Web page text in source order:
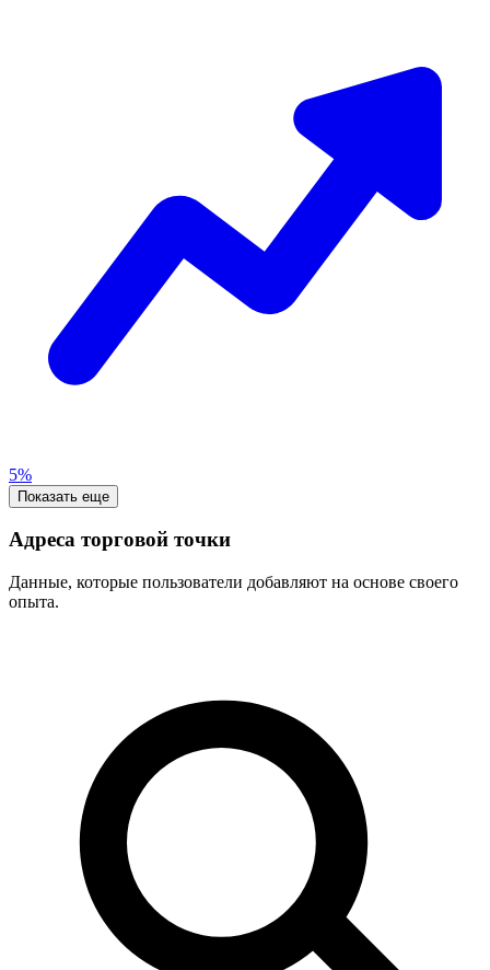
5%
Показать еще
Адреса торговой точки
Данные, которые пользователи добавляют на основе своего
опыта.